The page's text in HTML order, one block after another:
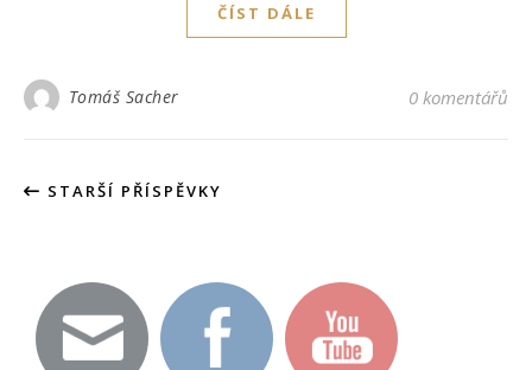
ČÍST DÁLE
Tomáš Sacher 0 komentářů
STARŠÍ PŘÍSPĚVKY